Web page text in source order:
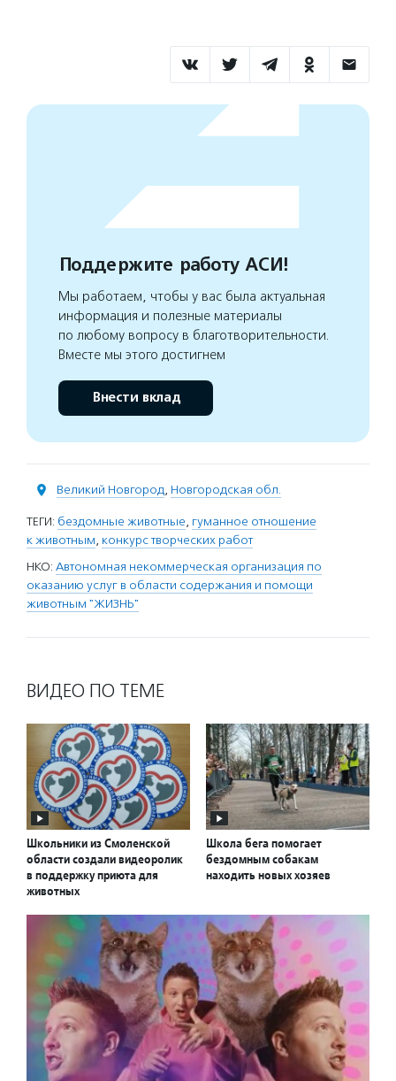
Поддержите работу АСИ!
Мы работаем, чтобы у вас была актуальная
информация и полезные материалы
по любому вопросу в благотворительности.
Вместе мы этого достигнем
Внести вклад
Великий Новгород, Новгородская обл.
ТЕГИ: бездомные животные, гуманное отношение
к животным, конкурс творческих работ
НКО: Автономная некоммерческая организация по
оказанию услуг в области содержания и помощи
животным "ЖИЗНЬ"
ВИДЕО ПО ТЕМЕ
Школьники из Смоленской
области создали видеоролик
в поддержку приюта для
животных
Школа бега помогает
бездомным собакам
находить новых хозяев